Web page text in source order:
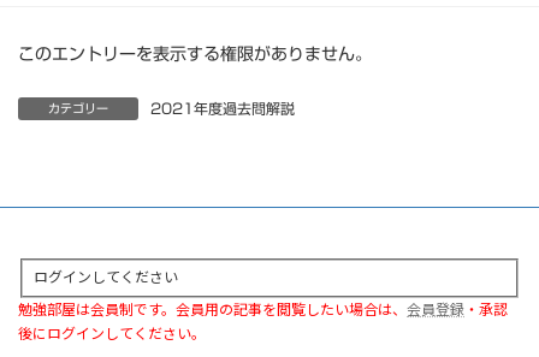
このエントリーを表示する権限がありません。
カテゴリー 2021年度過去問解説
ログインしてください
勉強部屋は会員制です。会員用の記事を閲覧したい場合は、 会員登録 ・承認
後にログインしてください。